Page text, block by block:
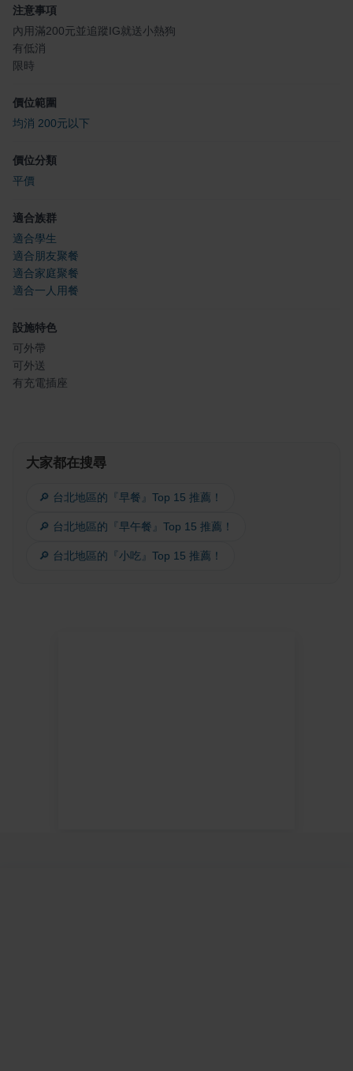
注意事項
內用滿200元並追蹤IG就送小熱狗
有低消
限時
價位範圍
均消 200元以下
價位分類
平價
適合族群
適合學生
適合朋友聚餐
適合家庭聚餐
適合一人用餐
設施特色
可外帶
可外送
有充電插座
大家都在搜尋
🔎 台北地區的『早餐』Top 15 推薦！
🔎 台北地區的『早午餐』Top 15 推薦！
🔎 台北地區的『小吃』Top 15 推薦！